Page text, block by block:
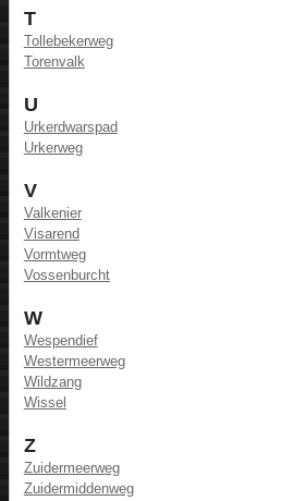
T
Tollebekerweg
Torenvalk
U
Urkerdwarspad
Urkerweg
V
Valkenier
Visarend
Vormtweg
Vossenburcht
W
Wespendief
Westermeerweg
Wildzang
Wissel
Z
Zuidermeerweg
Zuidermiddenweg